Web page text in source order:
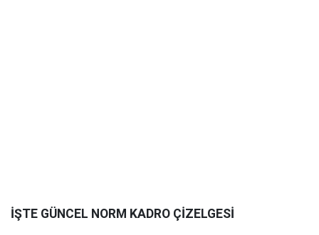
İŞTE GÜNCEL NORM KADRO ÇİZELGESİ